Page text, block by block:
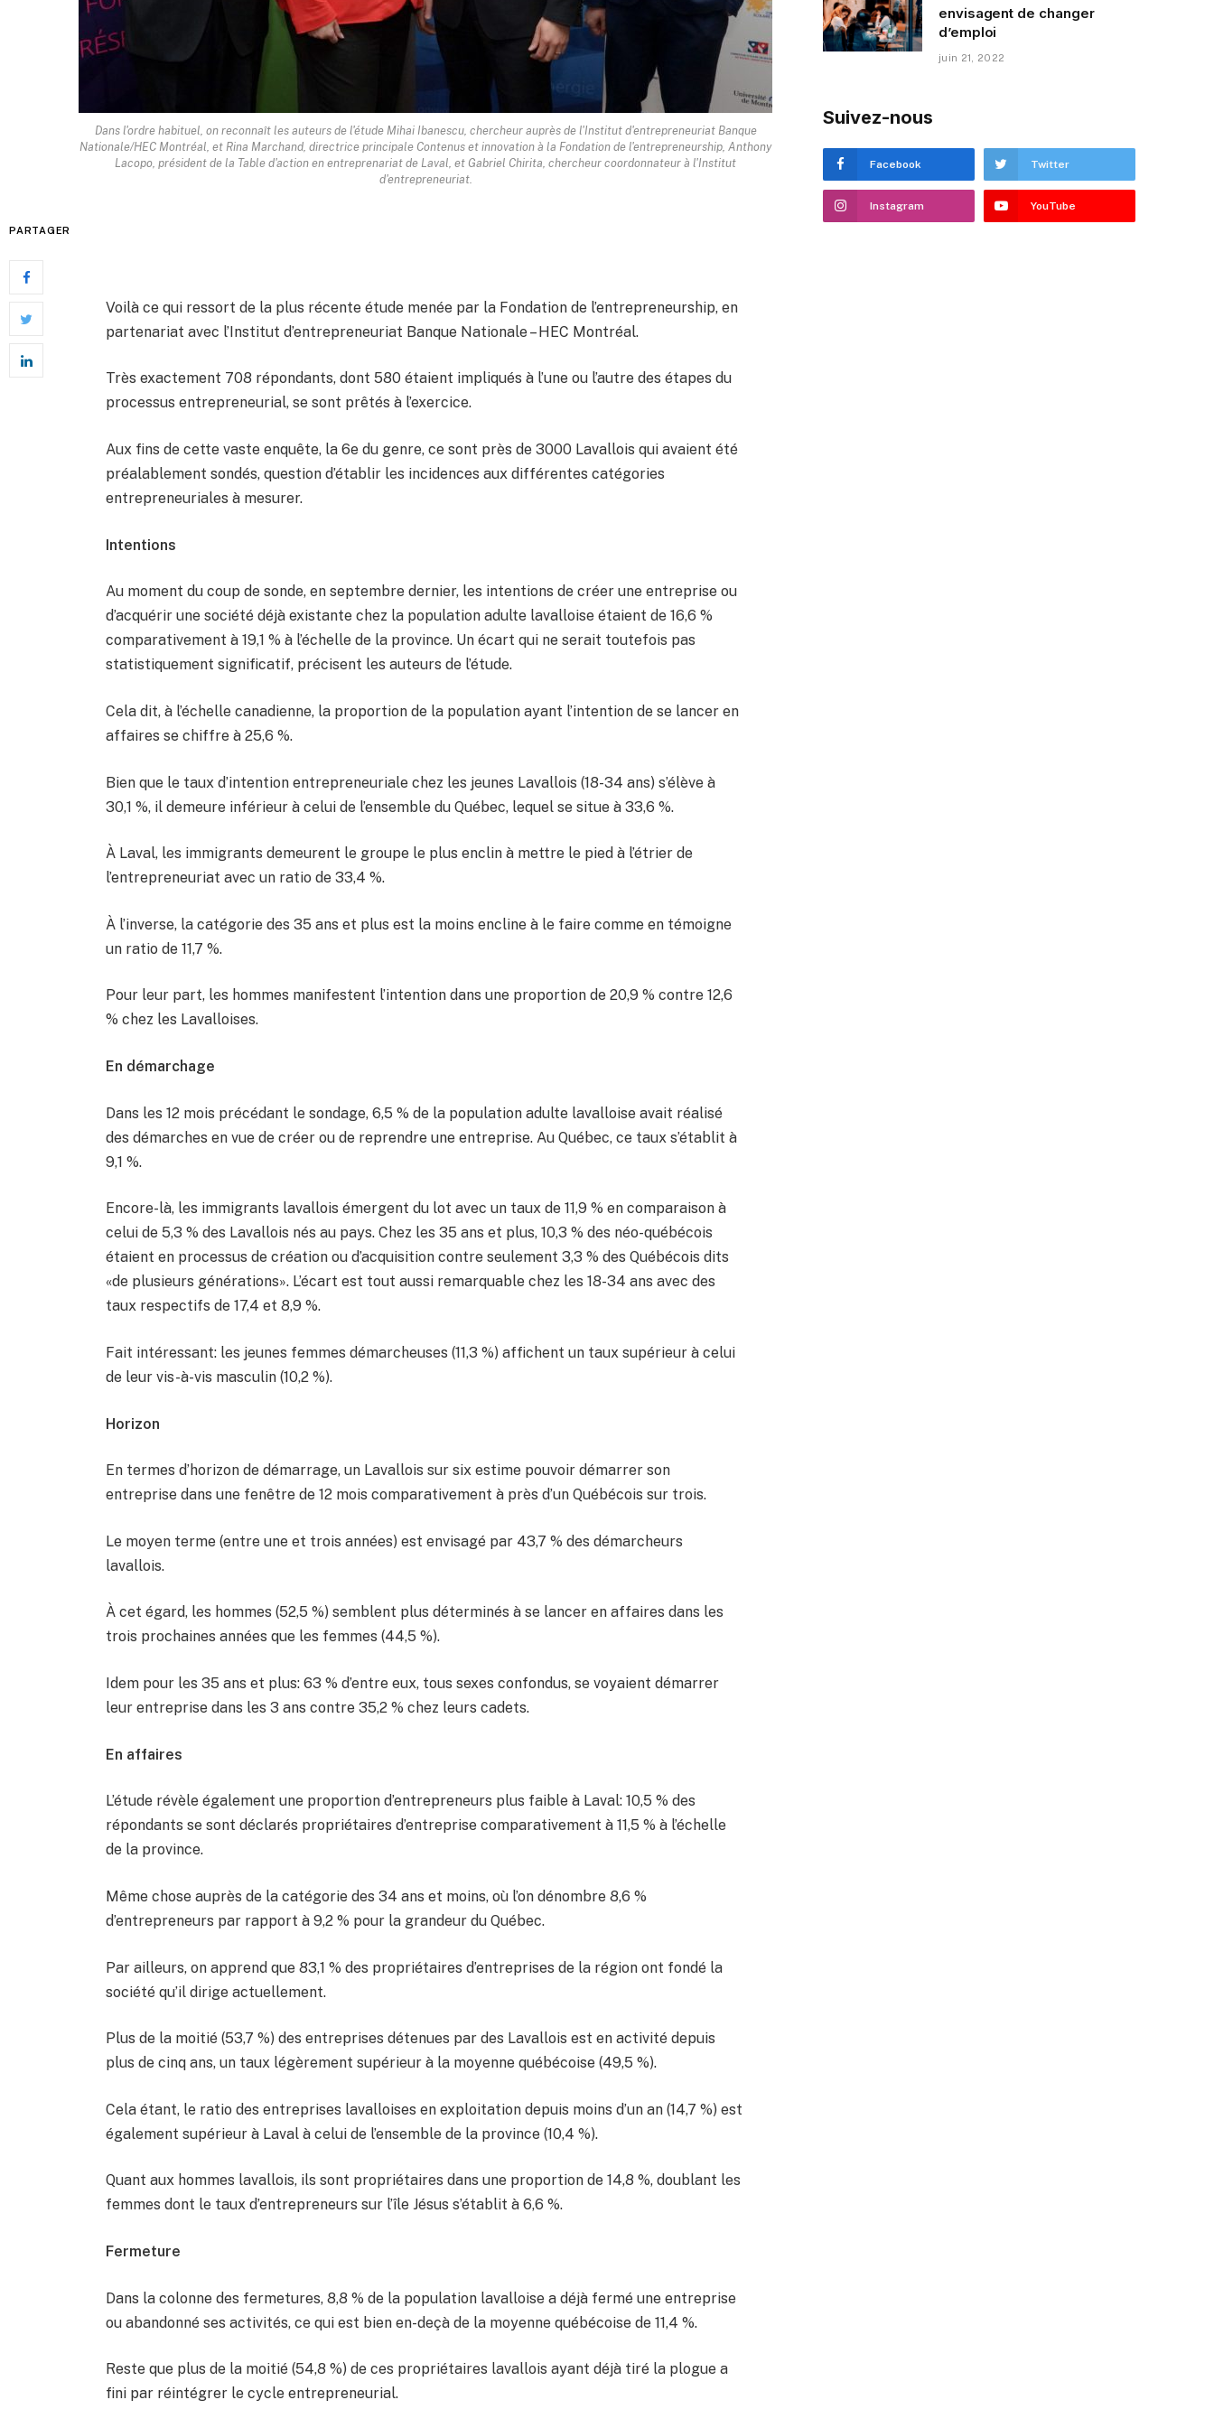
Dans l'ordre habituel, on reconnaît les auteurs de l'étude Mihai Ibanescu, chercheur auprès de l'Institut d'entrepreneuriat Banque
Nationale/HEC Montréal, et Rina Marchand, directrice principale Contenus et innovation à la Fondation de l'entrepreneurship, Anthony
Lacopo, président de la Table d'action en entreprenariat de Laval, et Gabriel Chirita, chercheur coordonnateur à l'Institut
d'entrepreneuriat.
PARTAGER
Voilà ce qui ressort de la plus récente étude menée par la Fondation de l’entrepreneurship, en
partenariat avec l’Institut d’entrepreneuriat Banque Nationale – HEC Montréal.
Très exactement 708 répondants, dont 580 étaient impliqués à l’une ou l’autre des étapes du
processus entrepreneurial, se sont prêtés à l’exercice.
Aux fins de cette vaste enquête, la 6e du genre, ce sont près de 3000 Lavallois qui avaient été
préalablement sondés, question d’établir les incidences aux différentes catégories
entrepreneuriales à mesurer.
Intentions
Au moment du coup de sonde, en septembre dernier, les intentions de créer une entreprise ou
d’acquérir une société déjà existante chez la population adulte lavalloise étaient de 16,6 %
comparativement à 19,1 % à l’échelle de la province. Un écart qui ne serait toutefois pas
statistiquement significatif, précisent les auteurs de l’étude.
Cela dit, à l’échelle canadienne, la proportion de la population ayant l’intention de se lancer en
affaires se chiffre à 25,6 %.
Bien que le taux d’intention entrepreneuriale chez les jeunes Lavallois (18-34 ans) s’élève à
30,1 %, il demeure inférieur à celui de l’ensemble du Québec, lequel se situe à 33,6 %.
À Laval, les immigrants demeurent le groupe le plus enclin à mettre le pied à l’étrier de
l’entrepreneuriat avec un ratio de 33,4 %.
À l’inverse, la catégorie des 35 ans et plus est la moins encline à le faire comme en témoigne
un ratio de 11,7 %.
Pour leur part, les hommes manifestent l’intention dans une proportion de 20,9 % contre 12,6
% chez les Lavalloises.
En démarchage
Dans les 12 mois précédant le sondage, 6,5 % de la population adulte lavalloise avait réalisé
des démarches en vue de créer ou de reprendre une entreprise. Au Québec, ce taux s’établit à
9,1 %.
Encore-là, les immigrants lavallois émergent du lot avec un taux de 11,9 % en comparaison à
celui de 5,3 % des Lavallois nés au pays. Chez les 35 ans et plus, 10,3 % des néo-québécois
étaient en processus de création ou d’acquisition contre seulement 3,3 % des Québécois dits
«de plusieurs générations». L’écart est tout aussi remarquable chez les 18-34 ans avec des
taux respectifs de 17,4 et 8,9 %.
Fait intéressant: les jeunes femmes démarcheuses (11,3 %) affichent un taux supérieur à celui
de leur vis-à-vis masculin (10,2 %).
Horizon
En termes d’horizon de démarrage, un Lavallois sur six estime pouvoir démarrer son
entreprise dans une fenêtre de 12 mois comparativement à près d’un Québécois sur trois.
Le moyen terme (entre une et trois années) est envisagé par 43,7 % des démarcheurs
lavallois.
À cet égard, les hommes (52,5 %) semblent plus déterminés à se lancer en affaires dans les
trois prochaines années que les femmes (44,5 %).
Idem pour les 35 ans et plus: 63 % d’entre eux, tous sexes confondus, se voyaient démarrer
leur entreprise dans les 3 ans contre 35,2 % chez leurs cadets.
En affaires
L’étude révèle également une proportion d’entrepreneurs plus faible à Laval: 10,5 % des
répondants se sont déclarés propriétaires d’entreprise comparativement à 11,5 % à l’échelle
de la province.
Même chose auprès de la catégorie des 34 ans et moins, où l’on dénombre 8,6 %
d’entrepreneurs par rapport à 9,2 % pour la grandeur du Québec.
Par ailleurs, on apprend que 83,1 % des propriétaires d’entreprises de la région ont fondé la
société qu’il dirige actuellement.
Plus de la moitié (53,7 %) des entreprises détenues par des Lavallois est en activité depuis
plus de cinq ans, un taux légèrement supérieur à la moyenne québécoise (49,5 %).
Cela étant, le ratio des entreprises lavalloises en exploitation depuis moins d’un an (14,7 %) est
également supérieur à Laval à celui de l’ensemble de la province (10,4 %).
Quant aux hommes lavallois, ils sont propriétaires dans une proportion de 14,8 %, doublant les
femmes dont le taux d’entrepreneurs sur l’île Jésus s’établit à 6,6 %.
Fermeture
Dans la colonne des fermetures, 8,8 % de la population lavalloise a déjà fermé une entreprise
ou abandonné ses activités, ce qui est bien en-deçà de la moyenne québécoise de 11,4 %.
Reste que plus de la moitié (54,8 %) de ces propriétaires lavallois ayant déjà tiré la plogue a
fini par réintégrer le cycle entrepreneurial.
envisagent de changer
d’emploi
juin 21, 2022
Suivez-nous
Facebook Twitter
Instagram YouTube